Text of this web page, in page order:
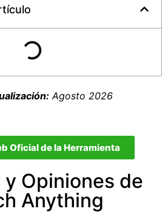
Agosto 2026
Oficial de la Herramienta
y Opiniones de
Anything